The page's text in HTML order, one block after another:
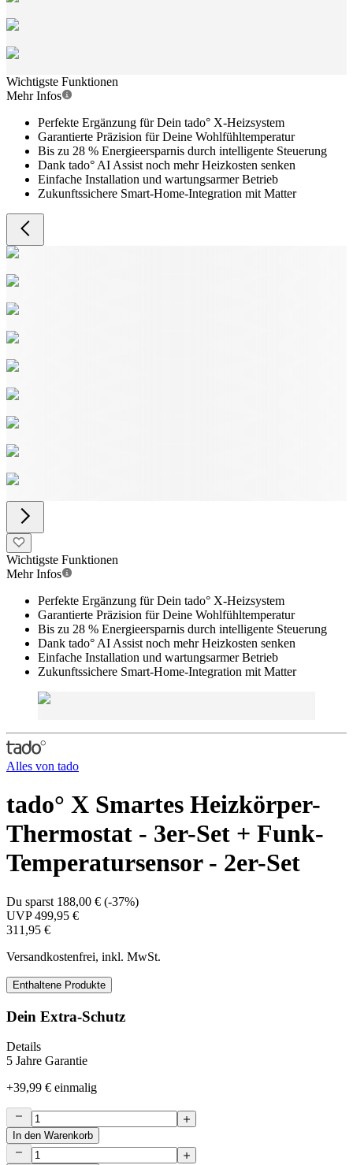
Wichtigste Funktionen
Mehr Infos
Perfekte Ergänzung für Dein tado° X-Heizsystem
Garantierte Präzision für Deine Wohlfühltemperatur
Bis zu 28 % Energieersparnis durch intelligente Steuerung
Dank tado° AI Assist noch mehr Heizkosten senken
Einfache Installation und wartungsarmer Betrieb
Zukunftssichere Smart-Home-Integration mit Matter
Wichtigste Funktionen
Mehr Infos
Perfekte Ergänzung für Dein tado° X-Heizsystem
Garantierte Präzision für Deine Wohlfühltemperatur
Bis zu 28 % Energieersparnis durch intelligente Steuerung
Dank tado° AI Assist noch mehr Heizkosten senken
Einfache Installation und wartungsarmer Betrieb
Zukunftssichere Smart-Home-Integration mit Matter
Alles von tado
tado° X Smartes Heizkörper-
Thermostat - 3er-Set + Funk-
Temperatursensor - 2er-Set
Du sparst 188,00 € (-37%)
UVP499,95 €
311,95 €
Versandkostenfrei, inkl. MwSt.
Enthaltene Produkte
Dein Extra-Schutz
Details
5 Jahre Garantie
+39,99 € einmalig
In den Warenkorb